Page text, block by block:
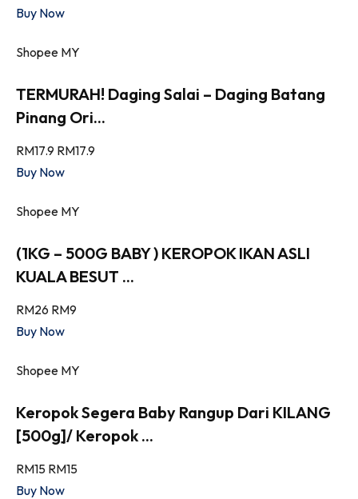
Buy Now
Shopee MY
TERMURAH! Daging Salai – Daging Batang
Pinang Ori...
RM17.9 RM17.9
Buy Now
Shopee MY
(1KG – 500G BABY ) KEROPOK IKAN ASLI
KUALA BESUT ...
RM26 RM9
Buy Now
Shopee MY
Keropok Segera Baby Rangup Dari KILANG
[500g]/ Keropok ...
RM15 RM15
Buy Now